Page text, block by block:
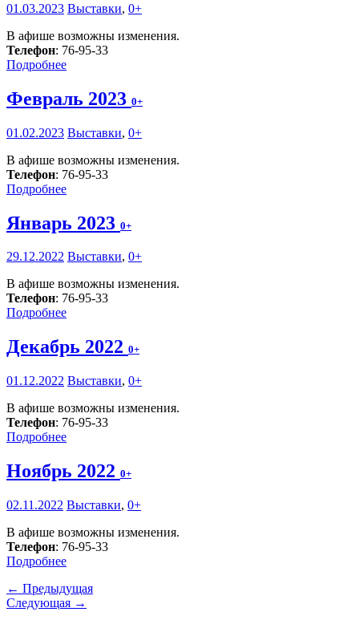
01.03.2023 Выставки, 0+
В афише возможны изменения.
Телефон: 76-95-33
Подробнее
Февраль 2023 0+
01.02.2023 Выставки, 0+
В афише возможны изменения.
Телефон: 76-95-33
Подробнее
Январь 2023 0+
29.12.2022 Выставки, 0+
В афише возможны изменения.
Телефон: 76-95-33
Подробнее
Декабрь 2022 0+
01.12.2022 Выставки, 0+
В афише возможны изменения.
Телефон: 76-95-33
Подробнее
Ноябрь 2022 0+
02.11.2022 Выставки, 0+
В афише возможны изменения.
Телефон: 76-95-33
Подробнее
← Предыдущая
Следующая →